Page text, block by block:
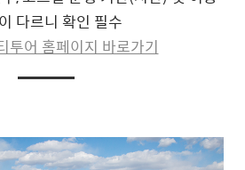
다르니 확인 필수
투어 홈페이지 바로가기